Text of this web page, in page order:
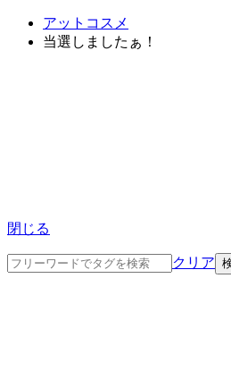
アットコスメ
当選しましたぁ！
閉じる
クリア